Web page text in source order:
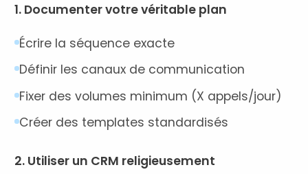
1. Documenter votre véritable plan
Écrire la séquence exacte
Définir les canaux de communication
Fixer des volumes minimum (X appels/jour)
Créer des templates standardisés
2. Utiliser un CRM religieusement